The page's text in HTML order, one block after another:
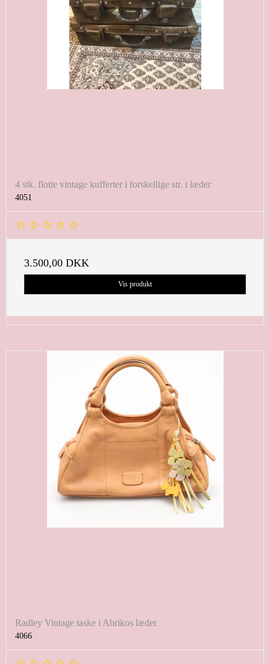
4 stk. flotte vintage kufferter i forskellige str. i læder
4051
3.500,00 DKK
Vis produkt
Radley Vintage taske i Abrikos læder
4066